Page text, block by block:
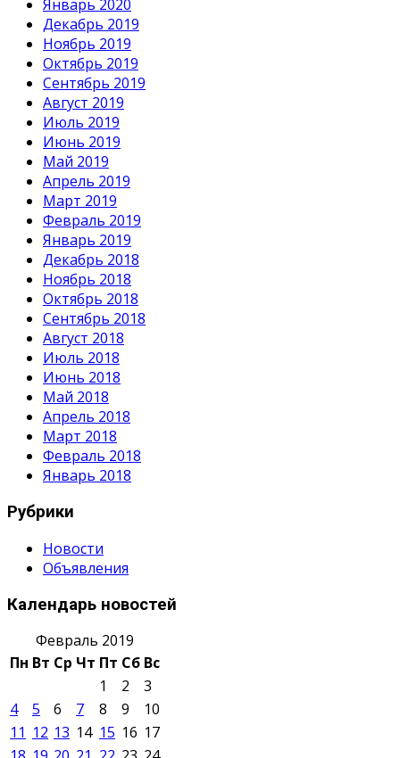
Январь 2020
Декабрь 2019
Ноябрь 2019
Октябрь 2019
Сентябрь 2019
Август 2019
Июль 2019
Июнь 2019
Май 2019
Апрель 2019
Март 2019
Февраль 2019
Январь 2019
Декабрь 2018
Ноябрь 2018
Октябрь 2018
Сентябрь 2018
Август 2018
Июль 2018
Июнь 2018
Май 2018
Апрель 2018
Март 2018
Февраль 2018
Январь 2018
Рубрики
Новости
Объявления
Календарь новостей
Февраль 2019
Пн Вт Ср Чт Пт Сб Вс
1
2
3
4
5 6 7 8 9
10
11 12 13 14 15 16 17